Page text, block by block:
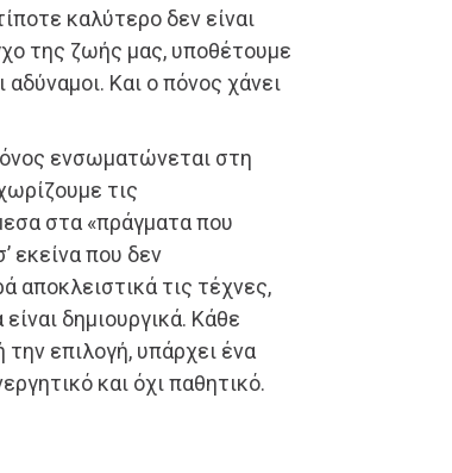
καλύτερο δεν είναι
της ζωής μας, υποθέτουμε
αδύναμοι. Και ο πόνος χάνει
ενσωματώνεται στη
τις
στα «πράγματα που
εκείνα που δεν
αποκλειστικά τις τέχνες,
δημιουργικά. Κάθε
επιλογή, υπάρχει ένα
και όχι παθητικό.